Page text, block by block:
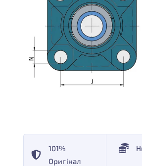
101%
Оригінал